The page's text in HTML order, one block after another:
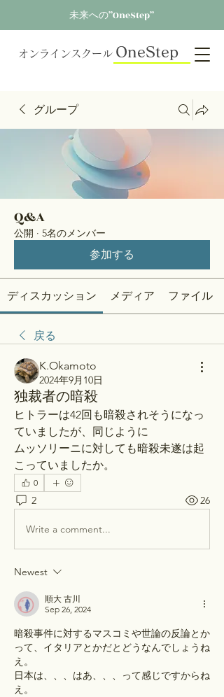
未来への”OneStep”
オンラインスクール OneStep
グループ
Q&A
公開 · 5名のメンバー
参加する
ディスカッション メディア ファイル
戻る
K.Okamoto
2024年9月10日
独裁者の暗殺
ヒトラーは42回も暗殺されそうになっ
ていましたが、同じように
ムッソリーニに対しても暗殺未遂は起
こっていましたか。
0
2 26
Write a comment...
Newest
順大 古川
Sep 26, 2024
暗殺事件に対するマスコミや世論の反論とか
って、イタリアとかだとどうなんでしょうね
え。
日本は、、、はあ、、、って感じですからね
え。